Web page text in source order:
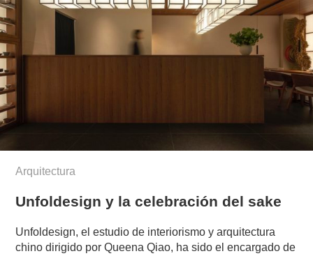
Arquitectura
Unfoldesign y la celebración del sake
Unfoldesign, el estudio de interiorismo y arquitectura
chino dirigido por Queena Qiao, ha sido el encargado de